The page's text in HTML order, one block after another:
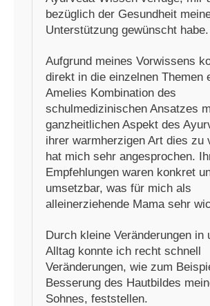
bezüglich der Gesundheit
Unterstützung gewünscht habe.
Aufgrund meines Vorwissens
direkt in die einzelnen Themen
Amelies Kombination des
schulmedizinischen Ansatzes
ganzheitlichen Aspekt des
ihrer warmherzigen Art dies zu
hat mich sehr angesprochen.
Empfehlungen waren konkret
umsetzbar, was für mich als
alleinerziehende Mama sehr
Durch kleine Veränderungen in
Alltag konnte ich recht schnell
Veränderungen, wie zum
Besserung des Hautbildes
Sohnes, feststellen.